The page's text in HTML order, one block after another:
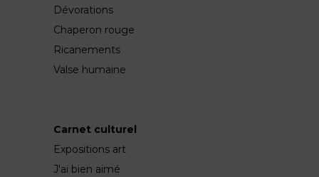
Dévorations
Chaperon rouge
Ricanements
Valse humaine
Carnet culturel
Expositions art
J'ai bien aimé